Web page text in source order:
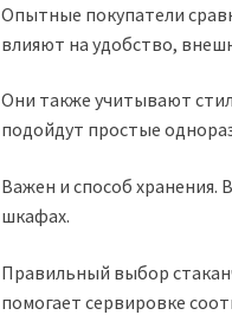
Опытные покупатели
влияют на удобство,
Они также учитывают
подойдут простые
Важен и способ хранения.
шкафах.
Правильный выбор
помогает сервировке